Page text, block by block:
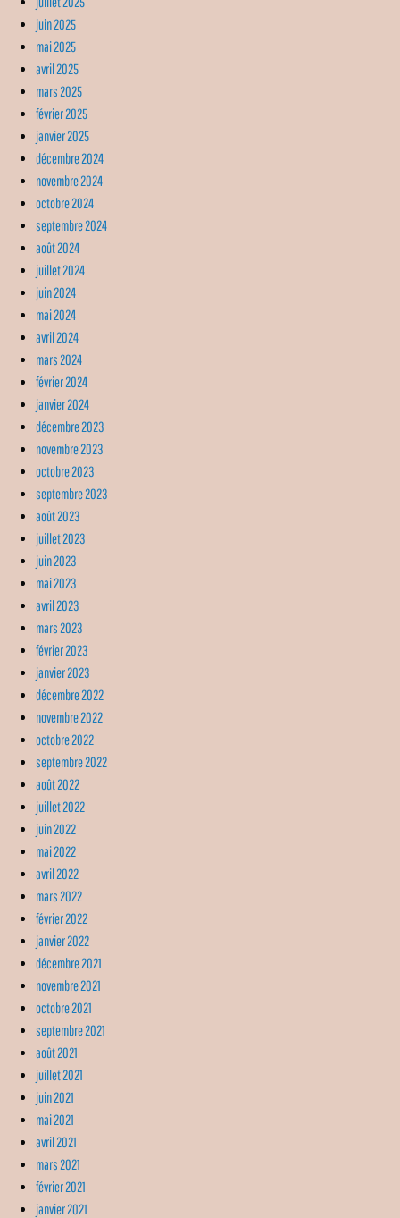
juin 2025
mai 2025
avril 2025
mars 2025
février 2025
janvier 2025
décembre 2024
novembre 2024
octobre 2024
septembre 2024
août 2024
juillet 2024
juin 2024
mai 2024
avril 2024
mars 2024
février 2024
janvier 2024
décembre 2023
novembre 2023
octobre 2023
septembre 2023
août 2023
juillet 2023
juin 2023
mai 2023
avril 2023
mars 2023
février 2023
janvier 2023
décembre 2022
novembre 2022
octobre 2022
septembre 2022
août 2022
juillet 2022
juin 2022
mai 2022
avril 2022
mars 2022
février 2022
janvier 2022
décembre 2021
novembre 2021
octobre 2021
septembre 2021
août 2021
juillet 2021
juin 2021
mai 2021
avril 2021
mars 2021
février 2021
janvier 2021